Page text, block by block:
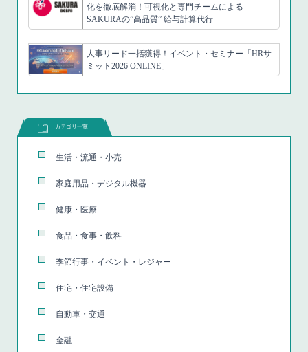
化を徹底解消！可視化と専門チームによる
SAKURAの”高品質” 給与計算代行
人事リード一括獲得！イベント・セミナー「HRサ
ミット2026 ONLINE」
カテゴリ一覧
生活・流通・小売
家庭用品・デジタル機器
健康・医療
食品・食事・飲料
季節行事・イベント・レジャー
住宅・住宅設備
自動車・交通
金融